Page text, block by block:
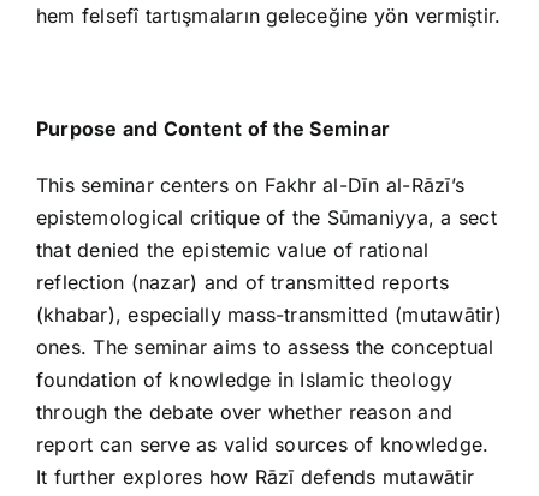
hem felsefî tartışmaların geleceğine yön vermiştir.
Purpose and Content of the Seminar
This seminar centers on Fakhr al-Dīn al-Rāzī’s
epistemological critique of the Sūmaniyya, a sect
that denied the epistemic value of rational
reflection (nazar) and of transmitted reports
(khabar), especially mass-transmitted (mutawātir)
ones. The seminar aims to assess the conceptual
foundation of knowledge in Islamic theology
through the debate over whether reason and
report can serve as valid sources of knowledge.
It further explores how Rāzī defends mutawātir